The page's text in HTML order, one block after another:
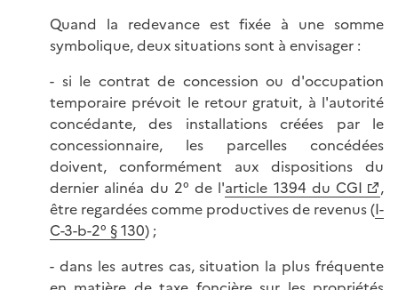
Quand la redevance est fixée à une somme
symbolique, deux situations sont à envisager :
- si le contrat de concession ou d'occupation
temporaire prévoit le retour gratuit, à l'autorité
concédante, des installations créées par le
concessionnaire, les parcelles concédées
doivent, conformément aux dispositions du
dernier alinéa du 2° de l'article 1394 du CGI
,
être regardées comme productives de revenus (I-
C-3-b-2° § 130) ;
- dans les autres cas, situation la plus fréquente